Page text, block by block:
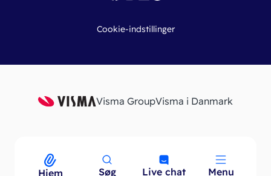
Hjem Søg Live chat Menu
Menu
Cookie-indstillinger
Visma GroupVisma i Danmark